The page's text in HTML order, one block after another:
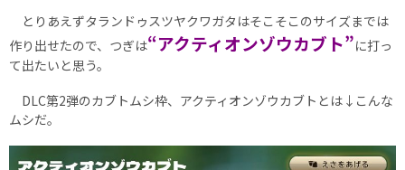
とりあえずタランドゥスツヤクワガタはそこそこのサイズまでは
作り出せたので、つぎは“アクティオンゾウカブト”に打っ
て出たいと思う。
DLC第2弾のカブトムシ枠、アクティオンゾウカブトとは↓こんな
ムシだ。